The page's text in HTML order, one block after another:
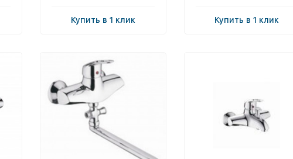
Купить в 1 клик Купить в 1 клик